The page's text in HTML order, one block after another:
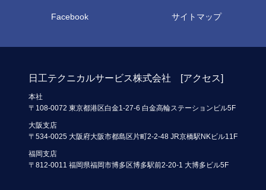
Facebook サイトマップ
日工テクニカルサービス株式会社 [アクセス]
本社
〒108-0072 東京都港区白金1-27-6 白金高輪ステーションビル5F
大阪支店
〒534-0025 大阪府大阪市都島区片町2-2-48 JR京橋駅NKビル11F
福岡支店
〒812-0011 福岡県福岡市博多区博多駅前2-20-1 大博多ビル5F